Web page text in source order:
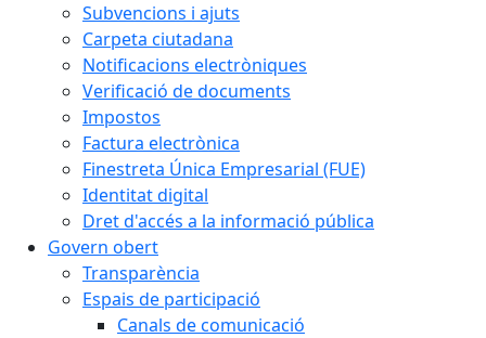
Subvencions i ajuts
Carpeta ciutadana
Notificacions electròniques
Verificació de documents
Impostos
Factura electrònica
Finestreta Única Empresarial (FUE)
Identitat digital
Dret d'accés a la informació pública
Govern obert
Transparència
Espais de participació
Canals de comunicació